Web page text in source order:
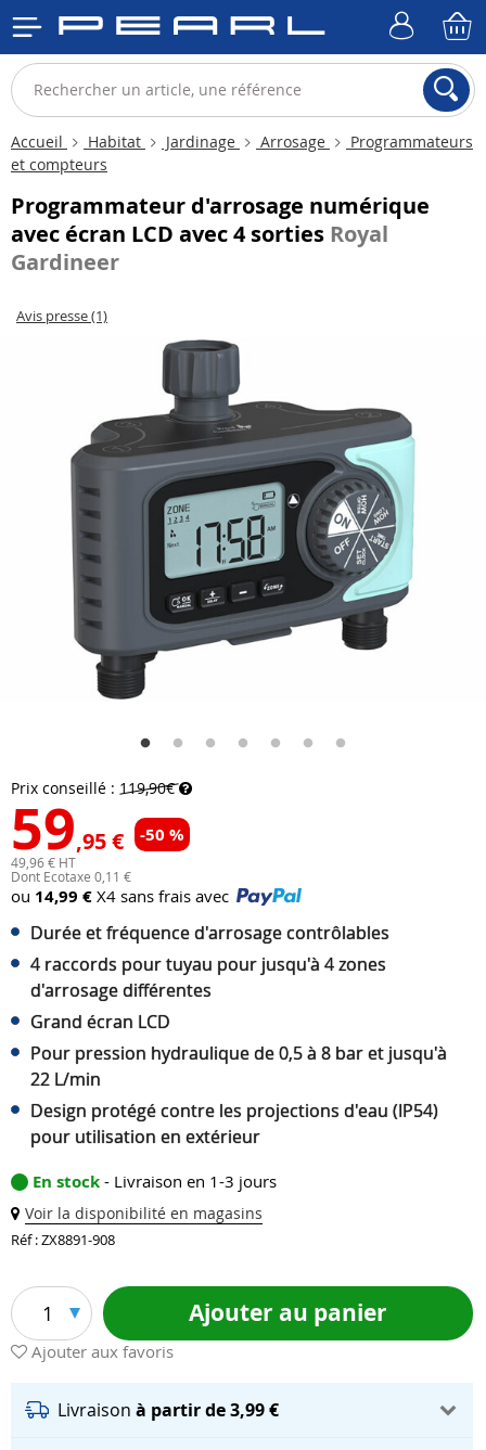
Accueil Habitat Jardinage Arrosage
Programmateurs
et compteurs
Programmateur d'arrosage numérique
avec écran LCD avec 4 sorties Royal
Gardineer
Avis presse (1)
Prix conseillé : 119,90€
59,95 € -50 %
49,96 € HT
Dont Ecotaxe 0,11 €
ou 14,99 € X4 sans frais avec
Durée et fréquence d'arrosage contrôlables
4 raccords pour tuyau pour jusqu'à 4 zones
d'arrosage différentes
Grand écran LCD
Pour pression hydraulique de 0,5 à 8 bar et jusqu'à
22 L/min
Design protégé contre les projections d'eau (IP54)
pour utilisation en extérieur
En stock - Livraison en 1-3 jours
Voir la disponibilité en magasins
Réf : ZX8891-908
1 Ajouter au panier
Ajouter aux favoris
Livraison à partir de 3,99 €